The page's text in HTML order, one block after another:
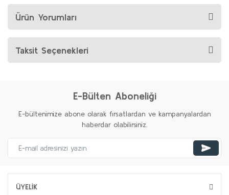
Ürün Yorumları
Taksit Seçenekleri
E-Bülten Aboneliği
E-bültenimize abone olarak fırsatlardan ve kampanyalardan
haberdar olabilirsiniz.
ÜYELİK